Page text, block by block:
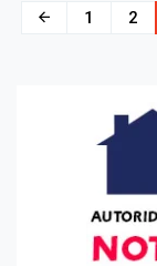
Navegación
1 2